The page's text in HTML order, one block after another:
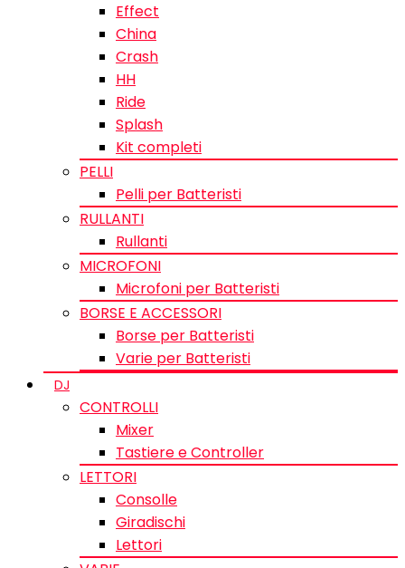
Effect
China
Crash
HH
Ride
Splash
Kit completi
PELLI
Pelli per Batteristi
RULLANTI
Rullanti
MICROFONI
Microfoni per Batteristi
BORSE E ACCESSORI
Borse per Batteristi
Varie per Batteristi
DJ
CONTROLLI
Mixer
Tastiere e Controller
LETTORI
Consolle
Giradischi
Lettori